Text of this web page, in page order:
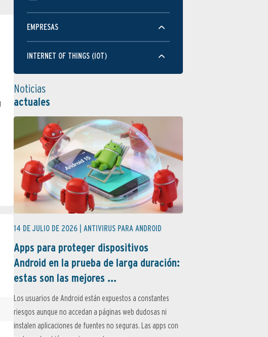
EMPRESAS
INTERNET OF THINGS (IOT)
Noticias
actuales
14 DE JULIO DE 2026 | ANTIVIRUS PARA ANDROID
Apps para proteger dispositivos
Android en la prueba de larga duración:
estas son las mejores ...
Los usuarios de Android están expuestos a constantes
riesgos aunque no accedan a páginas web dudosas ni
instalen aplicaciones de fuentes no seguras. Las apps con